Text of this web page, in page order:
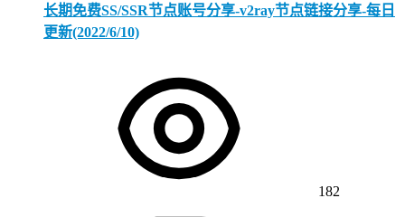
长期免费SS/SSR节点账号分享-v2ray节点链接分享-每日
更新(2022/6/10)
182